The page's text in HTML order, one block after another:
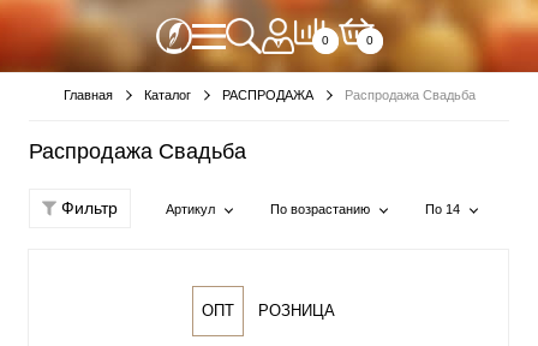
0 0
Главная Каталог РАСПРОДАЖА Распродажа Свадьба
Распродажа Свадьба
Фильтр Артикул По возрастанию По 14
ОПТ РОЗНИЦА